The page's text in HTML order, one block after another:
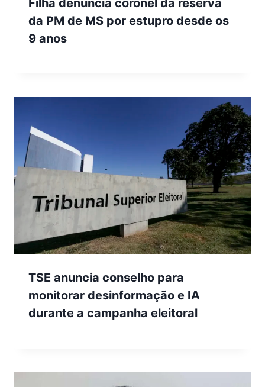
da PM de MS por estupro desde os
9 anos
TSE anuncia conselho para
monitorar desinformação e IA
durante a campanha eleitoral